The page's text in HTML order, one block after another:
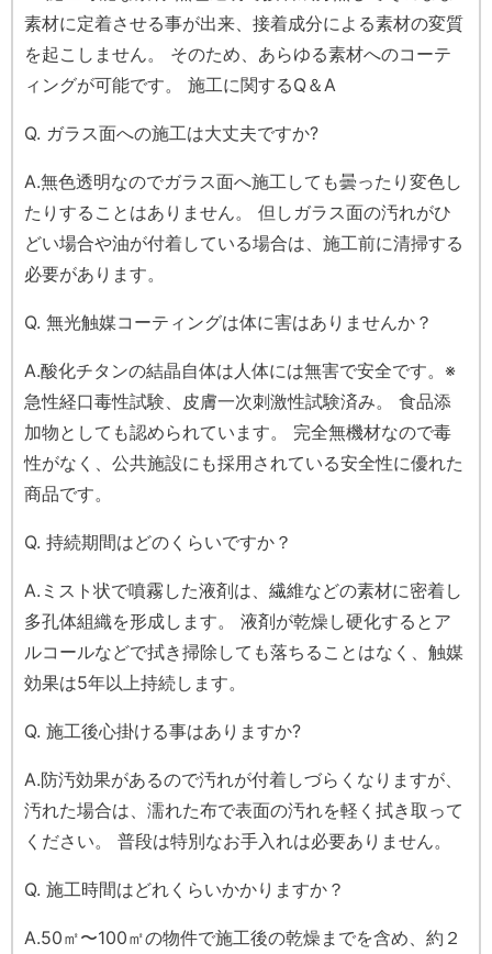
素材に定着させる事が出来、接着成分による素材の変質
を起こしません。 そのため、あらゆる素材へのコーテ
ィングが可能です。 施工に関するQ＆A
Q. ガラス面への施工は大丈夫ですか?
A.無色透明なのでガラス面へ施工しても曇ったり変色し
たりすることはありません。 但しガラス面の汚れがひ
どい場合や油が付着している場合は、施工前に清掃する
必要があります。
Q. 無光触媒コーティングは体に害はありませんか？
A.酸化チタンの結晶自体は人体には無害で安全です。※
急性経口毒性試験、皮膚一次刺激性試験済み。 食品添
加物としても認められています。 完全無機材なので毒
性がなく、公共施設にも採用されている安全性に優れた
商品です。
Q. 持続期間はどのくらいですか？
A.ミスト状で噴霧した液剤は、繊維などの素材に密着し
多孔体組織を形成します。 液剤が乾燥し硬化するとア
ルコールなどで拭き掃除しても落ちることはなく、触媒
効果は5年以上持続します。
Q. 施工後心掛ける事はありますか?
A.防汚効果があるので汚れが付着しづらくなりますが、
汚れた場合は、濡れた布で表面の汚れを軽く拭き取って
ください。 普段は特別なお手入れは必要ありません。
Q. 施工時間はどれくらいかかりますか？
A.50㎡〜100㎡の物件で施工後の乾燥までを含め、約２